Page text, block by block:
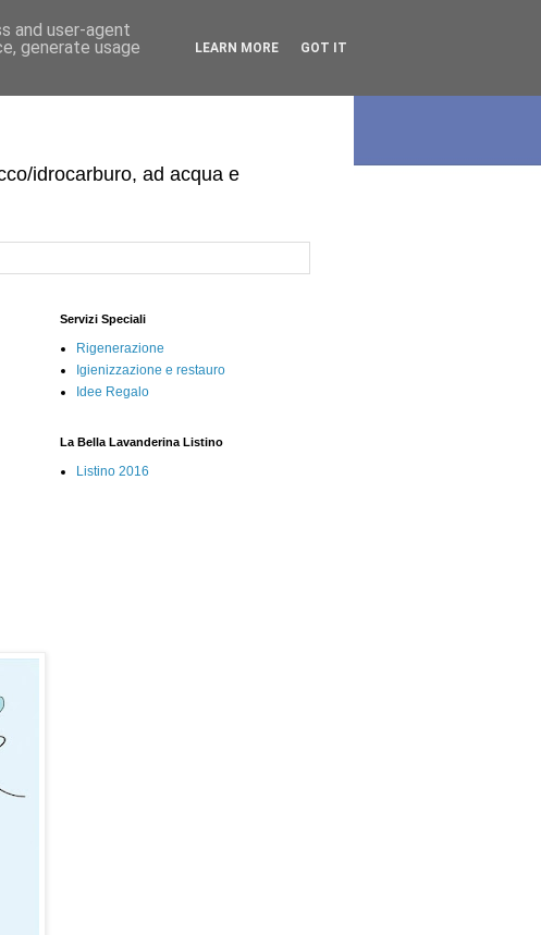
idrocarburo, ad acqua e
Servizi Speciali
Rigenerazione
Igienizzazione e restauro
Idee Regalo
La Bella Lavanderina Listino
Listino 2016
and user-agent
generate usage
LEARN MORE GOT IT